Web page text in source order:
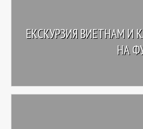
ЕКСКУРЗИЯ ВИЕТНАМ И
НА